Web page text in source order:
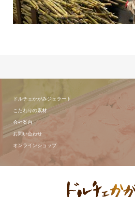
ドルチェかがみジェラート
こだわりの素材
会社案内
お問い合わせ
オンラインショップ